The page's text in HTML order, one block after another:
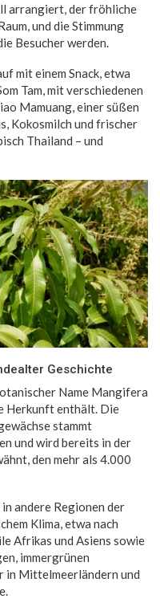
arrangiert, der fröhliche
und die Stimmung
Besucher werden.
mit einem Snack, etwa
Tam, mit verschiedenen
Mamuang, einer süßen
Kokosmilch und frischer
Thailand – und
Geschichte
Name Mangifera
Herkunft enthält. Die
stammt
und wird bereits in der
den mehr als 4.000
andere Regionen der
Klima, etwa nach
Afrikas und Asiens sowie
immergrünen
in Mittelmeerländern und